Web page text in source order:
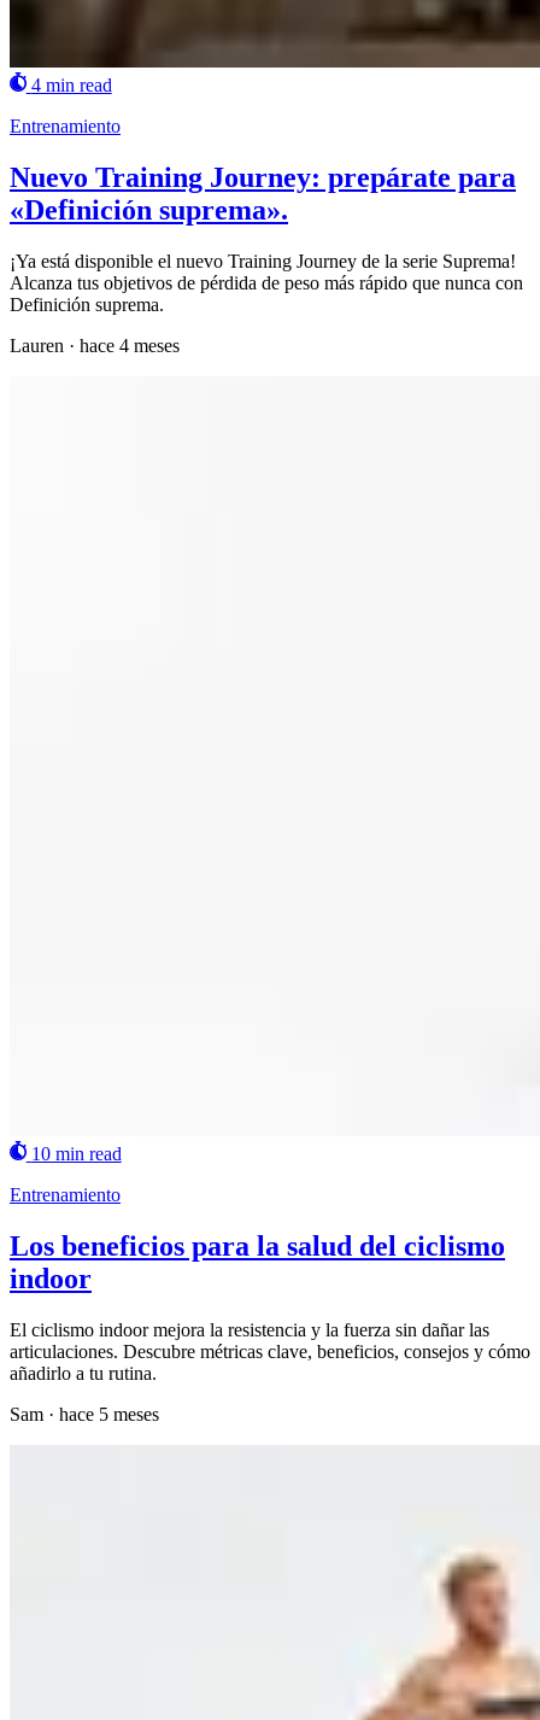
4 min read
Entrenamiento
Nuevo Training Journey: prepárate para
«Definición suprema».
¡Ya está disponible el nuevo Training Journey de la serie Suprema!
Alcanza tus objetivos de pérdida de peso más rápido que nunca con
Definición suprema.
Lauren · hace 4 meses
10 min read
Entrenamiento
Los beneficios para la salud del ciclismo
indoor
El ciclismo indoor mejora la resistencia y la fuerza sin dañar las
articulaciones. Descubre métricas clave, beneficios, consejos y cómo
añadirlo a tu rutina.
Sam · hace 5 meses